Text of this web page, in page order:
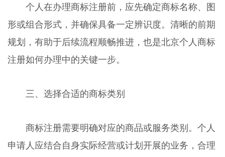
个人在办理商标注册前，应先确定商标名称、图
形或组合形式，并确保具备一定辨识度。清晰的前期
规划，有助于后续流程顺畅推进，也是北京个人商标
注册如何办理中的关键一步。
三、选择合适的商标类别
商标注册需要明确对应的商品或服务类别。个人
申请人应结合自身实际经营或计划开展的业务，合理